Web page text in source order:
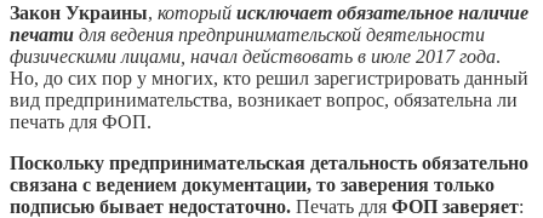
Закон Украины, который исключает обязательное наличие
печати для ведения предпринимательской деятельности
физическими лицами, начал действовать в июле 2017 года.
Но, до сих пор у многих, кто решил зарегистрировать данный
вид предпринимательства, возникает вопрос, обязательна ли
печать для ФОП.
Поскольку предпринимательская детальность обязательно
связана с ведением документации, то заверения только
подписью бывает недостаточно. Печать для ФОП заверяет: